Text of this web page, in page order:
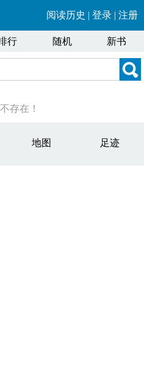
阅读历史 | 登录 | 注册
行 随机 新书
存在！
地图 足迹